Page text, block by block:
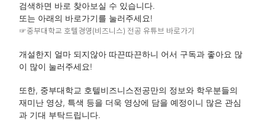
검색하면 바로 찾아보실 수 있습니다.
또는 아래의 바로가기를 눌러주세요!
☞중부대학교 호텔경영(비즈니스) 전공 유튜브 바로가기
개설한지 얼마 되지않아 따끈따끈하니 어서 구독과 좋아요 많
이 많이 눌러주세요!
또한, 중부대학교 호텔비즈니스전공만의 정보와 학우분들의
재미난 영상, 특색 등을 더욱 영상에 담을 예정이니 많은 관심
과 기대 부탁드립니다.